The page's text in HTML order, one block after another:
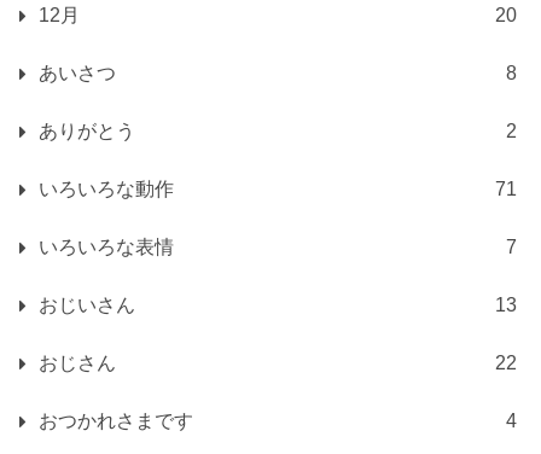
12月 20
あいさつ 8
ありがとう 2
いろいろな動作 71
いろいろな表情 7
おじいさん 13
おじさん 22
おつかれさまです 4